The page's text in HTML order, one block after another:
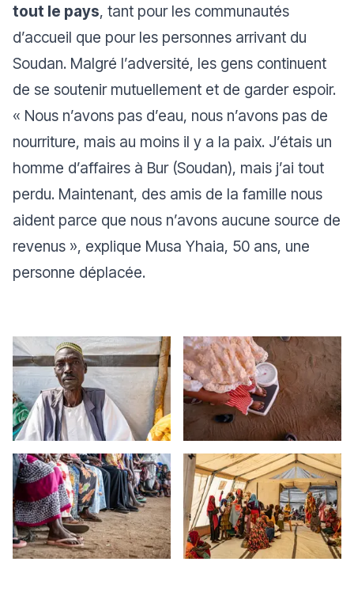
tout le pays, tant pour les communautés
d’accueil que pour les personnes arrivant du
Soudan. Malgré l’adversité, les gens continuent
de se soutenir mutuellement et de garder espoir.
« Nous n’avons pas d’eau, nous n’avons pas de
nourriture, mais au moins il y a la paix. J’étais un
homme d’affaires à Bur (Soudan), mais j’ai tout
perdu. Maintenant, des amis de la famille nous
aident parce que nous n’avons aucune source de
revenus », explique Musa Yhaia, 50 ans, une
personne déplacée.